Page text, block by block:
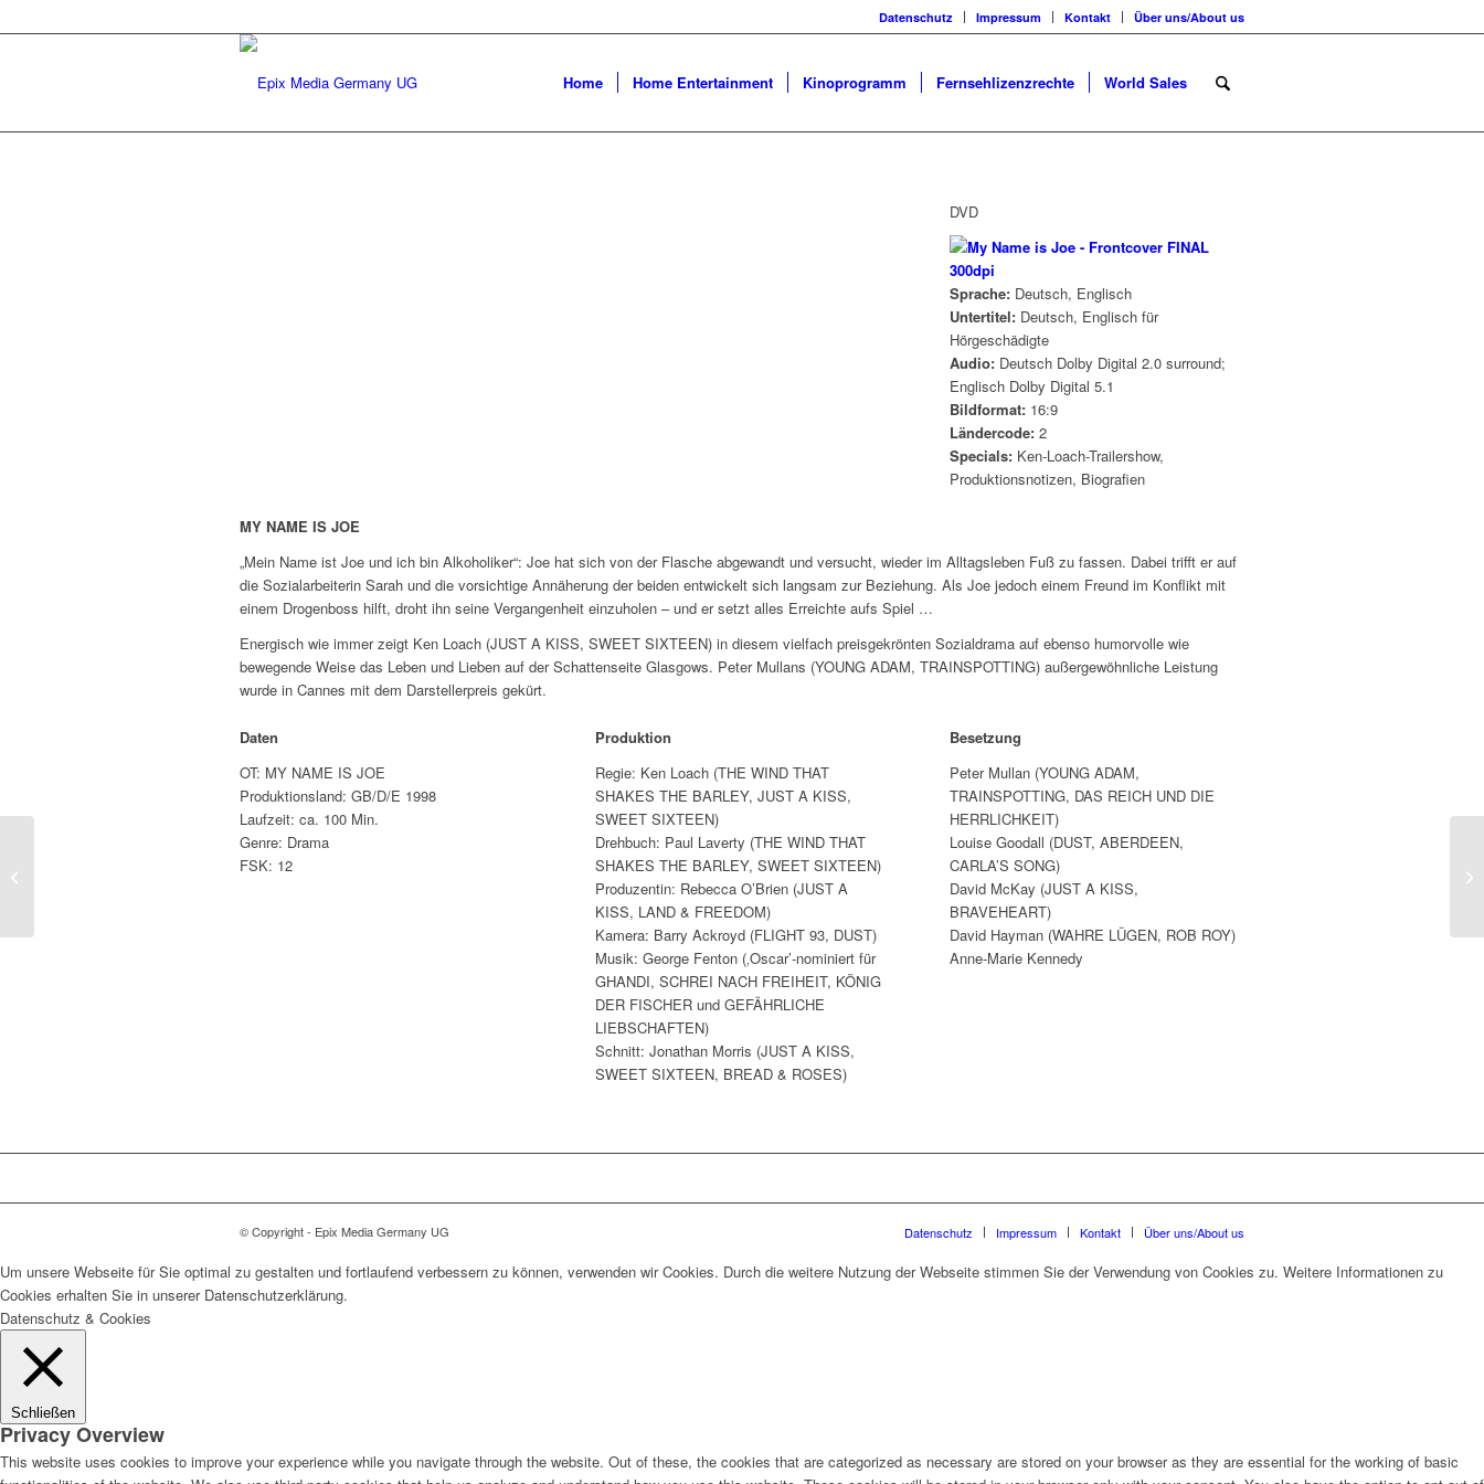
Datenschutz Impressum Kontakt Über uns/About us
Home Home Entertainment Kinoprogramm Fernsehlizenzrechte World Sales
DVD
Sprache: Deutsch, Englisch
Untertitel: Deutsch, Englisch für
Hörgeschädigte
Audio: Deutsch Dolby Digital 2.0 surround;
Englisch Dolby Digital 5.1
Bildformat: 16:9
Ländercode: 2
Specials: Ken-Loach-Trailershow,
Produktionsnotizen, Biografien
MY NAME IS JOE
„Mein Name ist Joe und ich bin Alkoholiker“: Joe hat sich von der Flasche abgewandt und versucht, wieder im Alltagsleben Fuß zu fassen. Dabei trifft er auf
die Sozialarbeiterin Sarah und die vorsichtige Annäherung der beiden entwickelt sich langsam zur Beziehung. Als Joe jedoch einem Freund im Konflikt mit
einem Drogenboss hilft, droht ihn seine Vergangenheit einzuholen – und er setzt alles Erreichte aufs Spiel …
Energisch wie immer zeigt Ken Loach (JUST A KISS, SWEET SIXTEEN) in diesem vielfach preisgekrönten Sozialdrama auf ebenso humorvolle wie
bewegende Weise das Leben und Lieben auf der Schattenseite Glasgows. Peter Mullans (YOUNG ADAM, TRAINSPOTTING) außergewöhnliche Leistung
wurde in Cannes mit dem Darstellerpreis gekürt.
Daten
OT: MY NAME IS JOE
Produktionsland: GB/D/E 1998
Laufzeit: ca. 100 Min.
Genre: Drama
FSK: 12
Produktion
Regie: Ken Loach (THE WIND THAT
SHAKES THE BARLEY, JUST A KISS,
SWEET SIXTEEN)
Drehbuch: Paul Laverty (THE WIND THAT
SHAKES THE BARLEY, SWEET SIXTEEN)
Produzentin: Rebecca O’Brien (JUST A
KISS, LAND & FREEDOM)
Kamera: Barry Ackroyd (FLIGHT 93, DUST)
Musik: George Fenton (‚Oscar’-nominiert für
GHANDI, SCHREI NACH FREIHEIT, KÖNIG
DER FISCHER und GEFÄHRLICHE
LIEBSCHAFTEN)
Schnitt: Jonathan Morris (JUST A KISS,
SWEET SIXTEEN, BREAD & ROSES)
Besetzung
Peter Mullan (YOUNG ADAM,
TRAINSPOTTING, DAS REICH UND DIE
HERRLICHKEIT)
Louise Goodall (DUST, ABERDEEN,
CARLA’S SONG)
David McKay (JUST A KISS,
BRAVEHEART)
David Hayman (WAHRE LÜGEN, ROB ROY)
Anne-Marie Kennedy
© Copyright - Epix Media Germany UG Datenschutz Impressum Kontakt Über uns/About us
Um unsere Webseite für Sie optimal zu gestalten und fortlaufend verbessern zu können, verwenden wir Cookies. Durch die weitere Nutzung der Webseite stimmen Sie der Verwendung von Cookies zu. Weitere Informationen zu
Cookies erhalten Sie in unserer Datenschutzerklärung.
Datenschutz & Cookies
Schließen
Privacy Overview
This website uses cookies to improve your experience while you navigate through the website. Out of these, the cookies that are categorized as necessary are stored on your browser as they are essential for the working of basic